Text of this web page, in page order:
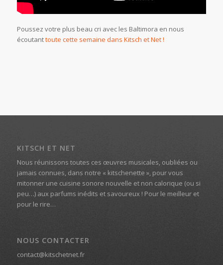
Poussez votre plus beau cri avec les Baltimora en nous
écoutanttoute cette semaine dans Kitsch et Net !
KITSCH ET NET
Nous réunissons toutes ces œuvres musicales, oubliées ou
jamais connues, dans notre « kitschenette », pour vous
mitonner une cuisine sonore nouvelle et non calorique (ou si
peu…) aux parfums inédits et savoureux ! Pour le meilleur et
pour le rire…
NOUS CONTACTER
contact@kitschetnet.fr